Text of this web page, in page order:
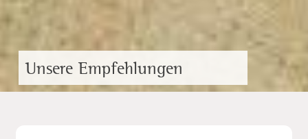
Unsere Empfehlungen